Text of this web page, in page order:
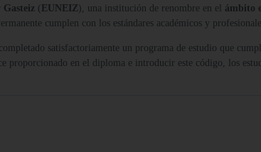
Gasteiz ( EUNEIZ ), una institución de renombre en el ámbito
cumplen con los estándares académicos y
satisfactoriamente un programa de estudio que
proporcionado en el diploma e introducir este código, los